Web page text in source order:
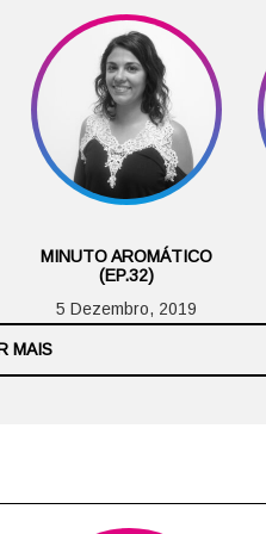
MINUTO AROMÁTICO
(EP.32)
5 Dezembro, 2019
MAIS